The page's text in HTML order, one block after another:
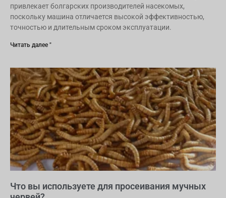
привлекает болгарских производителей насекомых,
поскольку машина отличается высокой эффективностью,
точностью и длительным сроком эксплуатации.
Читать далее "
Что вы используете для просеивания мучных